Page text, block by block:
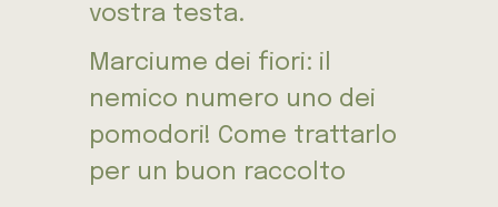
vostra testa.
Marciume dei fiori: il
nemico numero uno dei
pomodori! Come trattarlo
per un buon raccolto